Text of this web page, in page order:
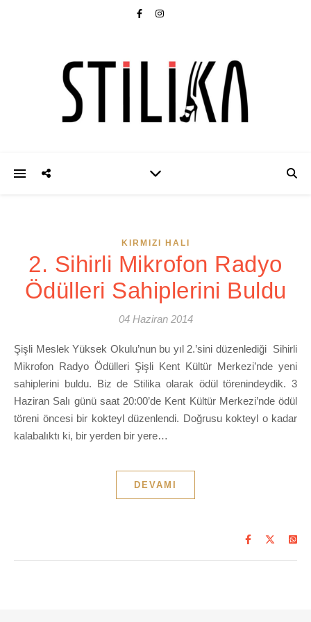
KIRMIZI HALI
2. Sihirli Mikrofon Radyo
Ödülleri Sahiplerini Buldu
04 Haziran 2014
Şişli Meslek Yüksek Okulu’nun bu yıl 2.’sini düzenlediği Sihirli
Mikrofon Radyo Ödülleri Şişli Kent Kültür Merkezi’nde yeni
sahiplerini buldu. Biz de Stilika olarak ödül törenindeydik. 3
Haziran Salı günü saat 20:00’de Kent Kültür Merkezi’nde ödül
töreni öncesi bir kokteyl düzenlendi. Doğrusu kokteyl o kadar
kalabalıktı ki, bir yerden bir yere…
DEVAMI